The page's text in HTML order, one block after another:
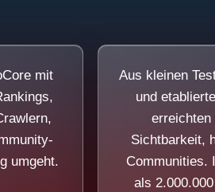
mit
umgeht.
Aus kleinen
und
Sichtbarkeit,
Communities.
als